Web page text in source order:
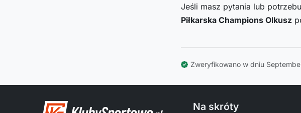
Jeśli masz pytania lub
Piłkarska Champions Olkusz
Zweryfikowano w dniu
Na skróty